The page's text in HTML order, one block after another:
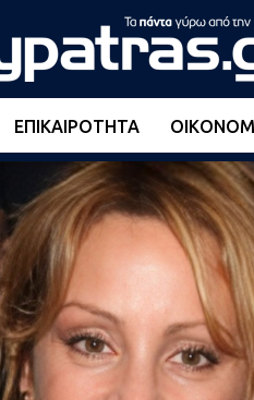
ΕΠΙΚΑΙΡΌΤΗΤΑ